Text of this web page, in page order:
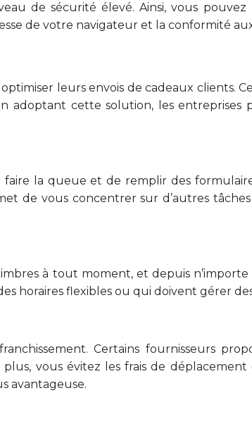
de sécurité élevé. Ainsi, vous
de votre navigateur et la conformité
leurs envois de cadeaux clients.
adoptant cette solution, les entreprises
la queue et de remplir des
de vous concentrer sur d’autres
à tout moment, et depuis
horaires flexibles ou qui doivent gérer
Certains fournisseurs
vous évitez les frais de déplacement
avantageuse.